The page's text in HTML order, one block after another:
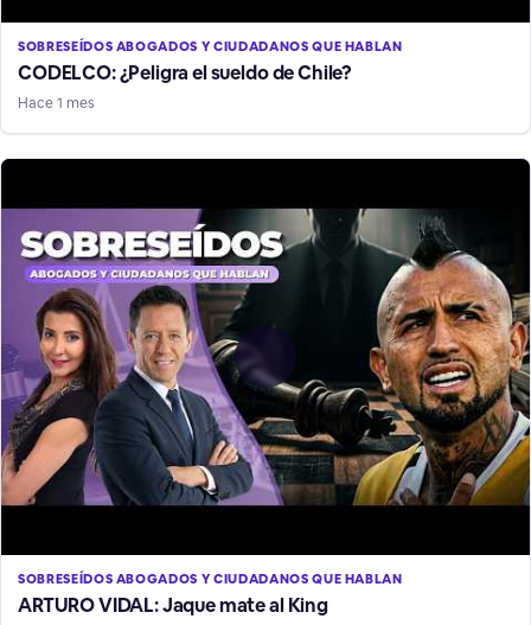
SOBRESEÍDOS ABOGADOS Y CIUDADANOS QUE HABLAN
CODELCO: ¿Peligra el sueldo de Chile?
Hace 1 mes
SOBRESEÍDOS ABOGADOS Y CIUDADANOS QUE HABLAN
ARTURO VIDAL: Jaque mate al King